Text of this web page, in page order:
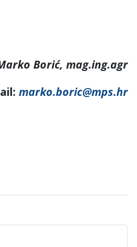
Borić, mag.ing.agr
marko.boric@mps.hr